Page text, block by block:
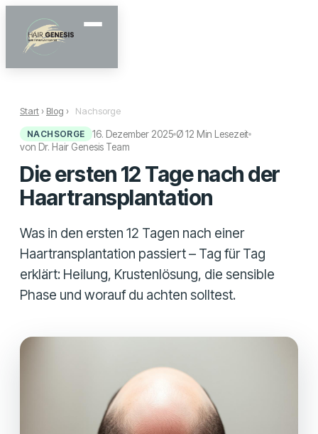
Start › Blog › Nachsorge
NACHSORGE 16. Dezember 2025 Ø 12 Min Lesezeit
von Dr. Hair Genesis Team
Die ersten 12 Tage nach der
Haartransplantation
Was in den ersten 12 Tagen nach einer
Haartransplantation passiert – Tag für Tag
erklärt: Heilung, Krustenlösung, die sensible
Phase und worauf du achten solltest.